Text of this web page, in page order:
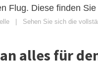
Flug. Diese finden
Sehen Sie sich die
alles für